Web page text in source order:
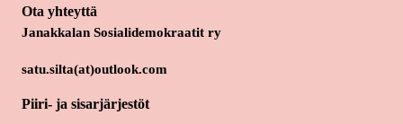
Ota yhteyttä
Janakkalan Sosialidemokraatit ry
satu.silta(at)outlook.com
Piiri- ja sisarjärjestöt